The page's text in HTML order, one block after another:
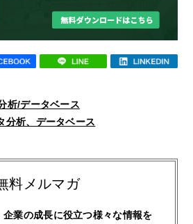
析/データベース
分析、データベース
料メルマガ
業の成長に役立つ様々な情報を